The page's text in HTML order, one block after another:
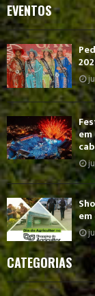
EVENTOS
CATEGORIAS